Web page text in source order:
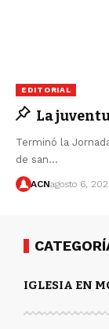
EDITORIAL
La
Terminó la
de san…
ACNagosto 6,
IGLESIA EN